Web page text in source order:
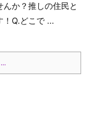
か？推しの住民と
！Q.どこで ...